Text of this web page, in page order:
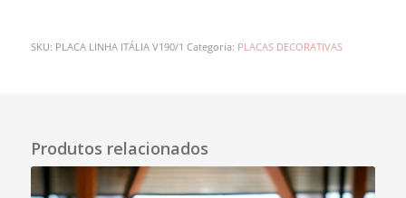
SKU: PLACA LINHA ITÁLIA V190/1 Categoria: PLACAS DECORATIVAS
Produtos relacionados